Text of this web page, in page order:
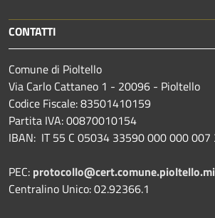
CONTATTI
Comune di Pioltello
Via Carlo Cattaneo 1 - 20096 - Pioltello
Codice Fiscale: 83501410159
Partita IVA: 00870010154
IBAN: IT 55 C 05034 33590 000 000 007
PEC:
Centralino Unico: 02.92366.1